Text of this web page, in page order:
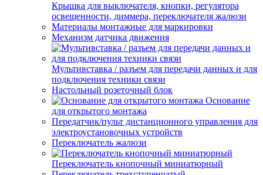
Крышка для выключателя, кнопки, регулятора
освещенности, диммера, переключателя жалюзи
Материалы монтажные для маркировки
Механизм датчика движения
Мультивставка / разъем для передачи данных и для
подключения техники связи
Настольный розеточный блок
Основание
для открытого монтажа
Передатчик/пульт дистанционного управления для
электроустановочных устройств
Переключатель жалюзи
Переключатель кнопочный миниатюрный